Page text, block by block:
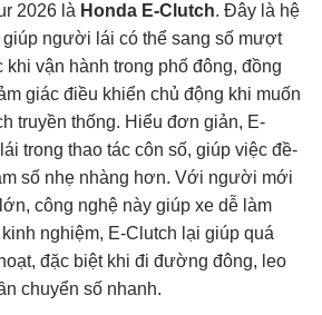
2026 là Honda E-Clutch. Đây là hệ
người lái có thể sang số mượt
vận hành trong phố đông, đồng
giác điều khiển chủ động khi muốn
truyền thống. Hiểu đơn giản, E-
trong thao tác côn số, giúp việc đề-
số nhẹ nhàng hơn. Với người mới
công nghệ này giúp xe dễ làm
nghiệm, E-Clutch lại giúp quá
đặc biệt khi đi đường đông, leo
chuyển số nhanh.